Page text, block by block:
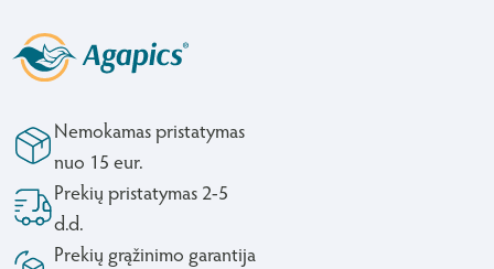
Nemokamas pristatymas
nuo 15 eur.
Prekių pristatymas 2-5
d.d.
Prekių grąžinimo garantija